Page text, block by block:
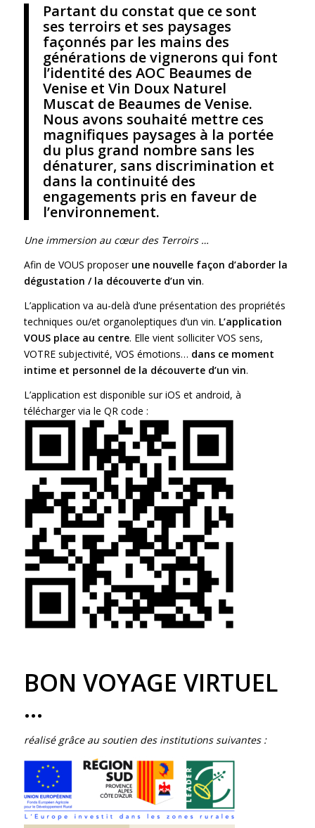
Partant du constat que ce sont
ses terroirs et ses paysages
façonnés par les mains des
générations de vignerons qui font
l’identité des AOC Beaumes de
Venise et Vin Doux Naturel
Muscat de Beaumes de Venise.
Nous avons souhaité mettre ces
magnifiques paysages à la portée
du plus grand nombre sans les
dénaturer, sans discrimination et
dans la continuité des
engagements pris en faveur de
l’environnement.
Une immersion au cœur des Terroirs …
Afin de VOUS proposer une nouvelle façon d’aborder la
dégustation / la découverte d’un vin.
L’application va au-delà d’une présentation des propriétés
techniques ou/et organoleptiques d’un vin. L’application
VOUS place au centre. Elle vient solliciter VOS sens,
VOTRE subjectivité, VOS émotions… dans ce moment
intime et personnel de la découverte d’un vin.
L’application est disponible sur iOS et android, à
télécharger via le QR code :
BON VOYAGE VIRTUEL
…
réalisé grâce au soutien des institutions suivantes :